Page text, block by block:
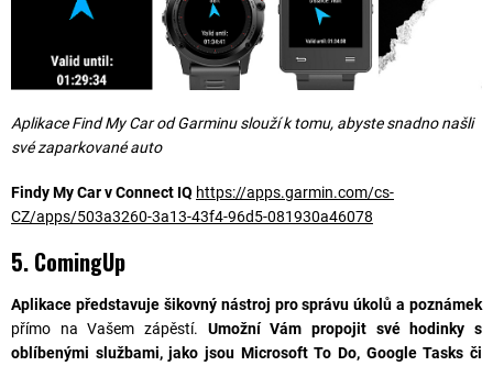
Aplikace Find My Car od Garminu slouží k tomu, abyste snadno našli
své zaparkované auto
Findy My Car v Connect IQ https://apps.garmin.com/cs-
CZ/apps/503a3260-3a13-43f4-96d5-081930a46078
5. ComingUp
Aplikace představuje šikovný nástroj pro správu úkolů a poznámek
přímo na Vašem zápěstí. Umožní Vám propojit své hodinky s
oblíbenými službami, jako jsou Microsoft To Do, Google Tasks či